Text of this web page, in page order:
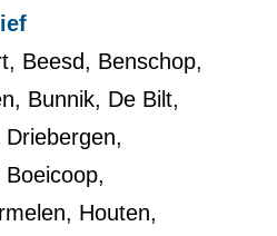
, Beesd, Benschop,
, Bunnik, De Bilt,
Driebergen,
Boeicoop,
, Houten,